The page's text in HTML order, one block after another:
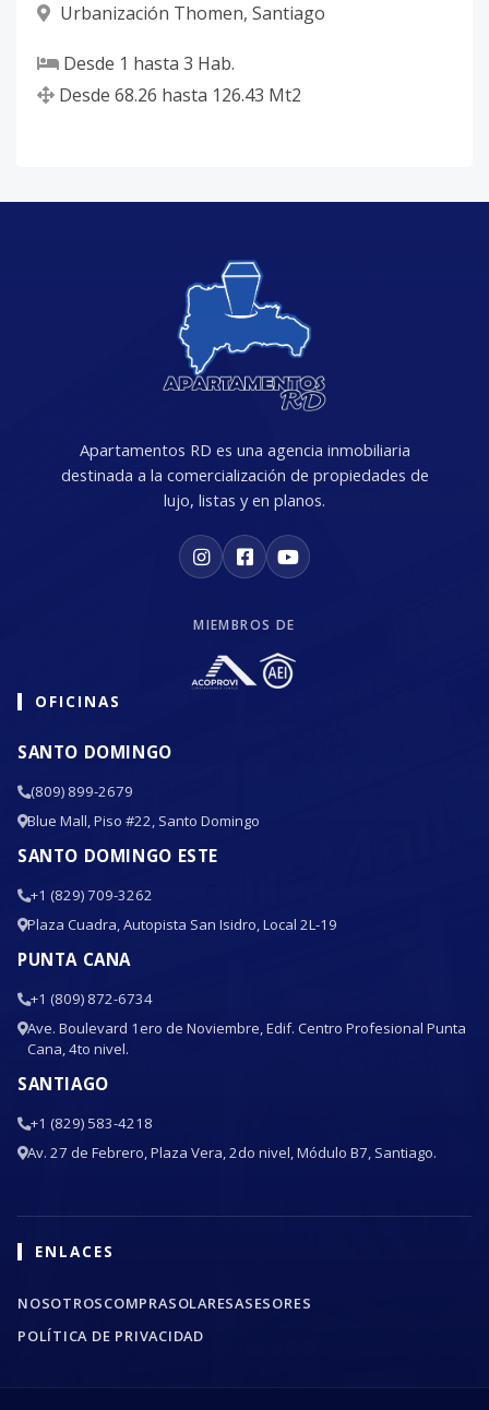
Urbanización Thomen, Santiago
Desde 1 hasta 3 Hab.
Desde 68.26 hasta 126.43 Mt2
Apartamentos RD es una agencia inmobiliaria
destinada a la comercialización de propiedades de
lujo, listas y en planos.
MIEMBROS DE
OFICINAS
SANTO DOMINGO
(809) 899-2679
Blue Mall, Piso #22, Santo Domingo
SANTO DOMINGO ESTE
+1 (829) 709-3262
Plaza Cuadra, Autopista San Isidro, Local 2L-19
PUNTA CANA
+1 (809) 872-6734
Ave. Boulevard 1ero de Noviembre, Edif. Centro Profesional Punta
Cana, 4to nivel.
SANTIAGO
+1 (829) 583-4218
Av. 27 de Febrero, Plaza Vera, 2do nivel, Módulo B7, Santiago.
ENLACES
NOSOTROSCOMPRASOLARESASESORES
POLÍTICA DE PRIVACIDAD